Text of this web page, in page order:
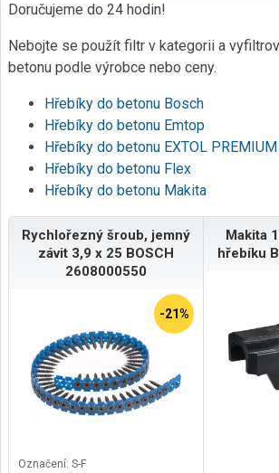
Doručujeme do 24 hodin!
Nebojte se použít filtr v kategorii a
betonu podle výrobce nebo ceny.
Hřebíky do betonu Bosch
Hřebíky do betonu Emtop
Hřebíky do betonu EXTOL PREMIUM
Hřebíky do betonu Flex
Hřebíky do betonu Makita
Rychlořezný šroub, jemný
závit 3,9 x 25 BOSCH
2608000550
-21%
Označení: S-F
Makita
hřebíku